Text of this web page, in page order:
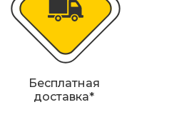
Бесплатная
доставка*